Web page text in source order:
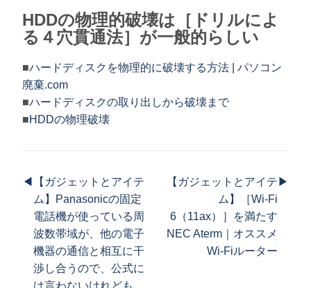
HDDの物理的破壊は［ドリルによ
る４穴貫通法］が一般的らしい
■ハードディスクを物理的に破壊する方法 | パソコン
廃棄.com
■ハードディスクの取り出しから破壊まで
■HDDの物理破壊
◀
【ガジェットとアイテ
ム】Panasonicの固定
電話機が使っている周
波数帯域が、他の電子
機器の通信と相互に干
渉し合うので、公式に
【ガジェットとアイテ
ム】［Wi-Fi
6（11ax）］を満たす
NEC Aterm｜オススメ
Wi-Fiルーター
▶